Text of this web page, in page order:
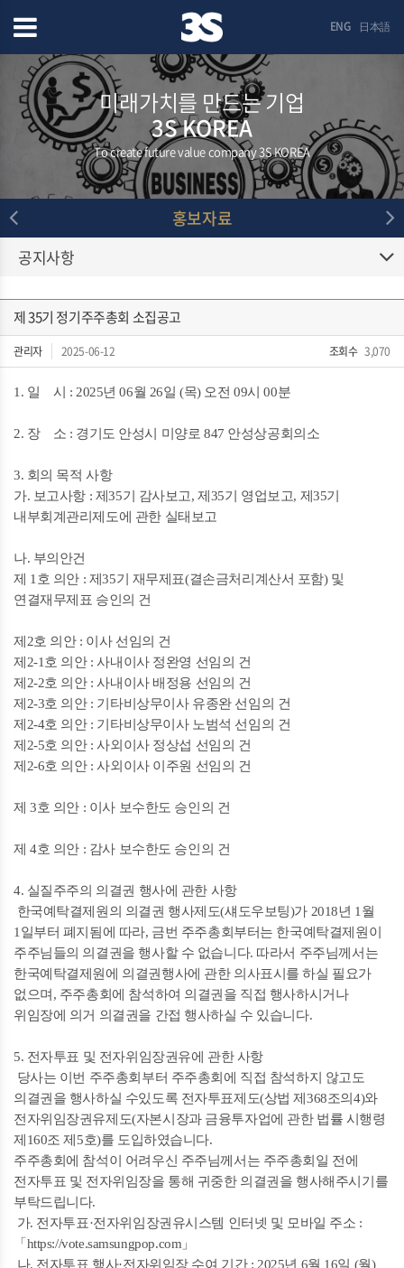
ENG 日本語
미래가치를 만드는 기업
3S KOREA
To create future value company 3S KOREA
홍보자료
공지사항
제 35기 정기주주총회 소집공고
관리자 2025-06-12 조회수 3,070
1. 일 시 : 2025년 06월 26일 (목) 오전 09시 00분
2. 장 소 : 경기도 안성시 미양로 847 안성상공회의소
3. 회의 목적 사항
가. 보고사항 : 제35기 감사보고, 제35기 영업보고, 제35기
내부회계관리제도에 관한 실태보고
나. 부의안건
제 1호 의안 : 제35기 재무제표(결손금처리계산서 포함) 및
연결재무제표 승인의 건
제2호 의안 : 이사 선임의 건
제2-1호 의안 : 사내이사 정완영 선임의 건
제2-2호 의안 : 사내이사 배정용 선임의 건
제2-3호 의안 : 기타비상무이사 유종완 선임의 건
제2-4호 의안 : 기타비상무이사 노범석 선임의 건
제2-5호 의안 : 사외이사 정상섭 선임의 건
제2-6호 의안 : 사외이사 이주원 선임의 건
제 3호 의안 : 이사 보수한도 승인의 건
제 4호 의안 : 감사 보수한도 승인의 건
4. 실질주주의 의결권 행사에 관한 사항
한국예탁결제원의 의결권 행사제도(섀도우보팅)가 2018년 1월
1일부터 폐지됨에 따라, 금번 주주총회부터는 한국예탁결제원이
주주님들의 의결권을 행사할 수 없습니다. 따라서 주주님께서는
한국예탁결제원에 의결권행사에 관한 의사표시를 하실 필요가
없으며, 주주총회에 참석하여 의결권을 직접 행사하시거나
위임장에 의거 의결권을 간접 행사하실 수 있습니다.
5. 전자투표 및 전자위임장권유에 관한 사항
당사는 이번 주주총회부터 주주총회에 직접 참석하지 않고도
의결권을 행사하실 수있도록 전자투표제도(상법 제368조의4)와
전자위임장권유제도(자본시장과 금융투자업에 관한 법률 시행령
제160조 제5호)를 도입하였습니다.
주주총회에 참석이 어려우신 주주님께서는 주주총회일 전에
전자투표 및 전자위임장을 통해 귀중한 의결권을 행사해주시기를
부탁드립니다.
가. 전자투표·전자위임장권유시스템 인터넷 및 모바일 주소 :
「https://vote.samsungpop.com」
나. 전자투표 행사·전자위임장 수여 기간 : 2025년 6월 16일 (월)